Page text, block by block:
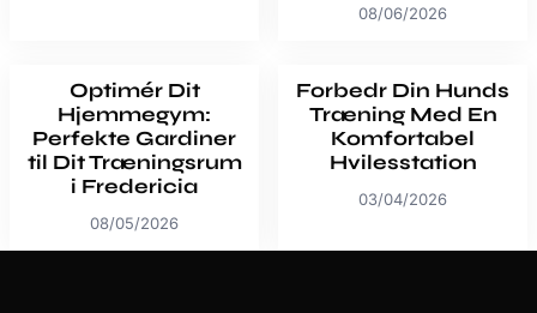
08/06/2026
Optimér Dit
Hjemmegym:
Perfekte Gardiner
til Dit Træningsrum
i Fredericia
08/05/2026
Forbedr Din Hunds
Træning Med En
Komfortabel
Hvilesstation
03/04/2026